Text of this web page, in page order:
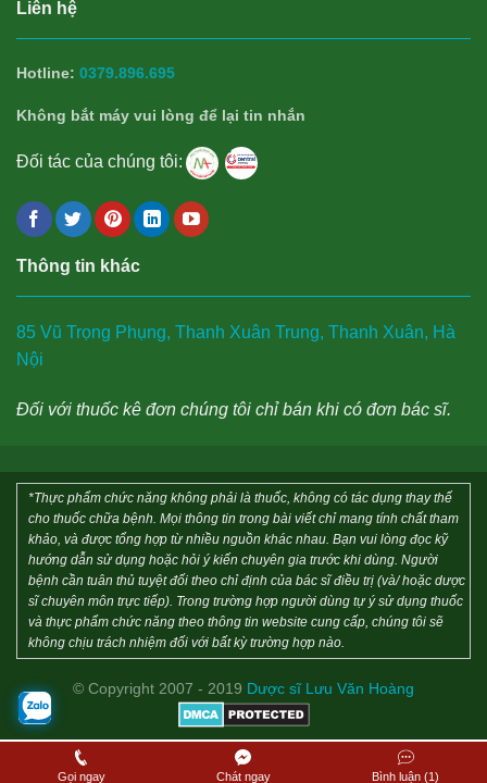
Liên hệ
Hotline: 0379.896.695
Không bắt máy vui lòng để lại tin nhắn
Đối tác của chúng tôi:
Thông tin khác
85 Vũ Trọng Phụng, Thanh Xuân Trung, Thanh Xuân, Hà
Nội
Đối với thuốc kê đơn chúng tôi chỉ bán khi có đơn bác sĩ.
*Thực phẩm chức năng không phải là thuốc, không có tác dụng thay thế
cho thuốc chữa bệnh. Mọi thông tin trong bài viết chỉ mang tính chất tham
khảo, và được tổng hợp từ nhiều nguồn khác nhau. Bạn vui lòng đọc kỹ
hướng dẫn sử dụng hoặc hỏi ý kiến chuyên gia trước khi dùng. Người
bệnh cần tuân thủ tuyệt đối theo chỉ định của bác sĩ điều trị (và/ hoặc dược
sĩ chuyên môn trực tiếp). Trong trường hợp người dùng tự ý sử dụng thuốc
và thực phẩm chức năng theo thông tin website cung cấp, chúng tôi sẽ
không chịu trách nhiệm đối với bất kỳ trường hợp nào.
© Copyright 2007 - 2019 Dược sĩ Lưu Văn Hoàng
Gọi ngay Chát ngay Bình luận (1)